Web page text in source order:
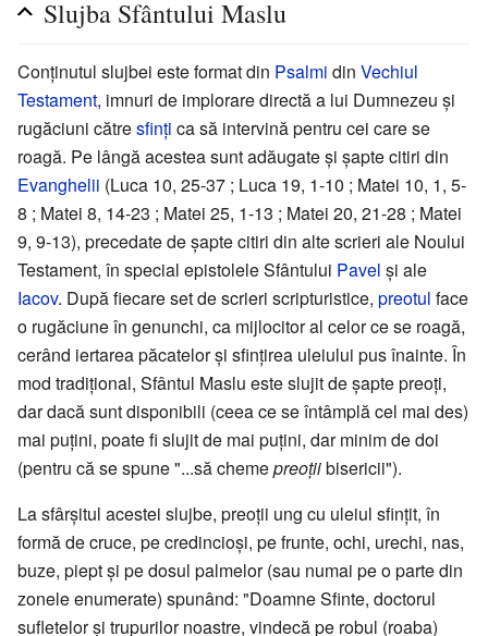
Slujba Sfântului Maslu
Conţinutul slujbei este format din Psalmi din Vechiul
Testament, imnuri de implorare directă a lui Dumnezeu şi
rugăciuni cătresfinţi ca să intervină pentru cei care se
roagă. Pe lângă acestea sunt adăugate şi şapte citiri din
Evanghelii (Luca 10, 25-37 ; Luca 19, 1-10 ; Matei 10, 1, 5-
8 ; Matei 8, 14-23 ; Matei 25, 1-13 ; Matei 20, 21-28 ; Matei
9, 9-13), precedate de şapte citiri din alte scrieri ale Noului
Testament, în special epistolele Sfântului Pavel şi ale
Iacov. După fiecare set de scrieri scripturistice, preotul face
o rugăciune în genunchi, ca mijlocitor al celor ce se roagă,
cerând iertarea păcatelor şi sfinţirea uleiului pus înainte. În
mod tradiţional, Sfântul Maslu este slujit de şapte preoţi,
dar dacă sunt disponibili (ceea ce se întâmplă cel mai des)
mai puţini, poate fi slujit de mai puţini, dar minim de doi
(pentru că se spune "...să chemepreoţiibisericii").
La sfârşitul acestei slujbe, preoţii ung cu uleiul sfinţit, în
formă de cruce, pe credincioşi, pe frunte, ochi, urechi, nas,
buze, piept şi pe dosul palmelor (sau numai pe o parte din
zonele enumerate) spunând: "Doamne Sfinte, doctorul
sufletelor şi trupurilor noastre, vindecă pe robul (roaba)